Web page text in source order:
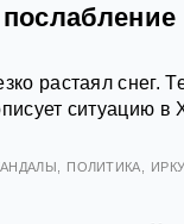
растаял
ситуацию
ПОЛИТИКА